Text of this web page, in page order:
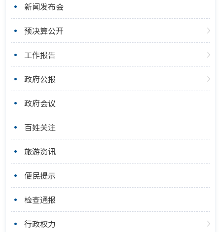
新闻发布会
预决算公开
工作报告
政府公报
政府会议
百姓关注
旅游资讯
便民提示
检查通报
行政权力